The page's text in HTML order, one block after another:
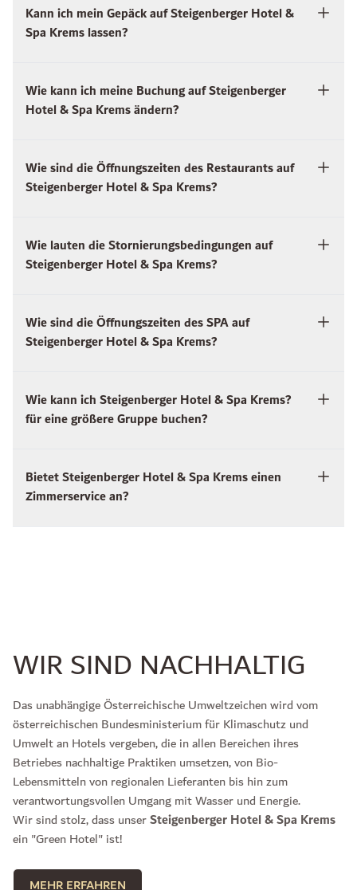
Kann ich mein Gepäck auf Steigenberger Hotel &
Spa Krems lassen?
Wie kann ich meine Buchung auf Steigenberger
Hotel & Spa Krems ändern?
Wie sind die Öffnungszeiten des Restaurants auf
Steigenberger Hotel & Spa Krems?
Wie lauten die Stornierungsbedingungen auf
Steigenberger Hotel & Spa Krems?
Wie sind die Öffnungszeiten des SPA auf
Steigenberger Hotel & Spa Krems?
Wie kann ich Steigenberger Hotel & Spa Krems?
für eine größere Gruppe buchen?
Bietet Steigenberger Hotel & Spa Krems einen
Zimmerservice an?
WIR SIND NACHHALTIG
Das unabhängige Österreichische Umweltzeichen wird vom
österreichischen Bundesministerium für Klimaschutz und
Umwelt an Hotels vergeben, die in allen Bereichen ihres
Betriebes nachhaltige Praktiken umsetzen, von Bio-
Lebensmitteln von regionalen Lieferanten bis hin zum
verantwortungsvollen Umgang mit Wasser und Energie.
Wir sind stolz, dass unserSteigenberger Hotel & Spa Krems
ein "Green Hotel" ist!
MEHR ERFAHREN